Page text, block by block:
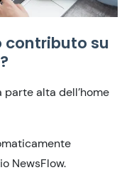
contributo su
alta dell’home
NewsFlow.